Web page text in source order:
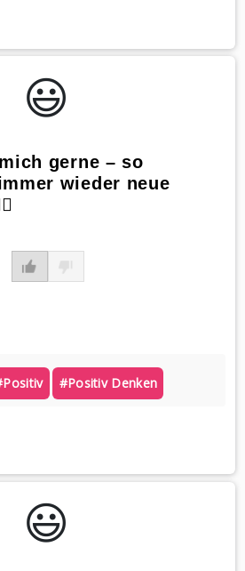
😃️
gerne – so
wieder neue
#positiv Denken
😃️